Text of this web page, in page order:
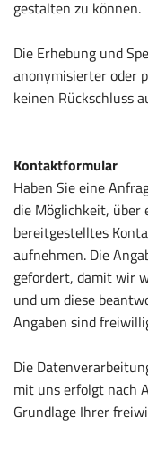
gestalten zu können.
Die Erhebung und
anonymisierter oder
keinen Rückschluss
Kontaktformular
Haben Sie eine
die Möglichkeit, über
bereitgestelltes
aufnehmen. Die
gefordert, damit wir
und um diese
Angaben sind
Die
mit uns erfolgt nach
Grundlage Ihrer